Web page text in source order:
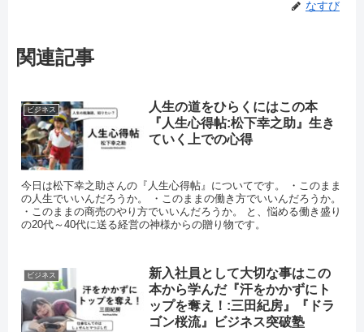
なすび
関連記事
ビジネス
人生の道をひらくにはこの本
『人生心得帖:松下幸之助』生き
ていく上での心得
今日は松下幸之助さんの『人生心得帖』についてです。 ・このまま
の人生でいいんだろうか。 ・このままの働き方でいいんだろうか。
・このままの商売のやり方でいいんだろうか。 と、悩める働き盛り
の20代～40代に送る経営の神様からの贈り物です。
ビジネス
新入社員として大切な事はこの
本から学んだ『汗をかかずにト
ップを奪え！:三田紀房』『ドラ
ゴン桜流』ビジネス突破塾